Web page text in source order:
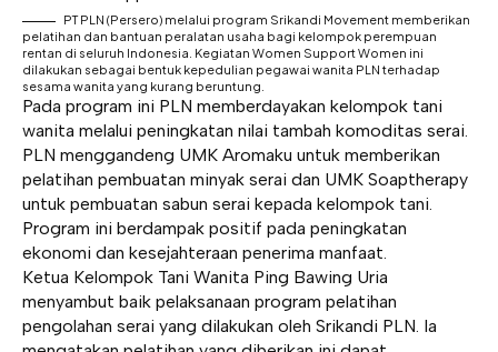
PT PLN (Persero) melalui program Srikandi Movement memberikan
pelatihan dan bantuan peralatan usaha bagi kelompok perempuan
rentan di seluruh Indonesia. Kegiatan Women Support Women ini
dilakukan sebagai bentuk kepedulian pegawai wanita PLN terhadap
sesama wanita yang kurang beruntung.
Pada program ini PLN memberdayakan kelompok tani
wanita melalui peningkatan nilai tambah komoditas serai.
PLN menggandeng UMK Aromaku untuk memberikan
pelatihan pembuatan minyak serai dan UMK Soaptherapy
untuk pembuatan sabun serai kepada kelompok tani.
Program ini berdampak positif pada peningkatan
ekonomi dan kesejahteraan penerima manfaat.
Ketua Kelompok Tani Wanita Ping Bawing Uria
menyambut baik pelaksanaan program pelatihan
pengolahan serai yang dilakukan oleh Srikandi PLN. Ia